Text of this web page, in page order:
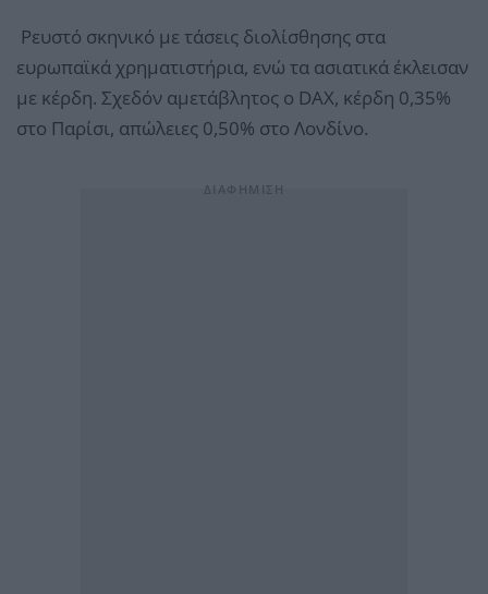
Ρευστό σκηνικό με τάσεις διολίσθησης στα
ευρωπαϊκά χρηματιστήρια, ενώ τα ασιατικά έκλεισαν
με κέρδη. Σχεδόν αμετάβλητος ο DAX, κέρδη 0,35%
στο Παρίσι, απώλειες 0,50% στο Λονδίνο.